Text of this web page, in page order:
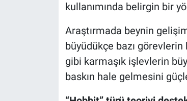
kullanımında belirgin bir
Araştırmada beynin
büyüdükçe bazı
gibi karmaşık işlevlerin
baskın hale gelmesini